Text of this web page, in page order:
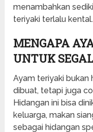
menambahkan
teriyaki terlalu kental.
MENGAPA
UNTUK
Ayam teriyaki bukan
dibuat, tetapi juga
Hidangan ini bisa
keluarga, makan
sebagai hidangan